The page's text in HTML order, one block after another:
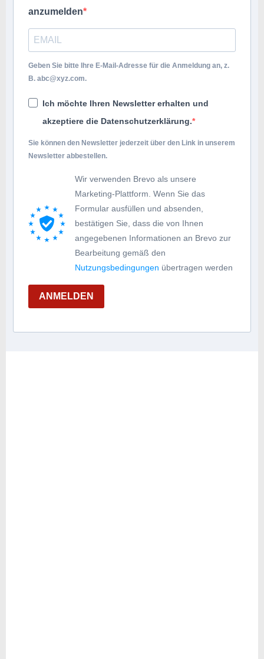
anzumelden
Geben Sie bitte Ihre E-Mail-Adresse für die Anmeldung an, z.
B. abc@xyz.com.
Ich möchte Ihren Newsletter erhalten und
akzeptiere die Datenschutzerklärung.
Sie können den Newsletter jederzeit über den Link in unserem
Newsletter abbestellen.
Wir verwenden Brevo als unsere
Marketing-Plattform. Wenn Sie das
Formular ausfüllen und absenden,
bestätigen Sie, dass die von Ihnen
angegebenen Informationen an Brevo zur
Bearbeitung gemäß den
Nutzungsbedingungen übertragen werden
ANMELDEN